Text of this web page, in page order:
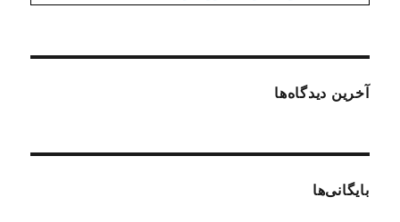
آخرین دیدگاه‌ها
بایگانی‌ها